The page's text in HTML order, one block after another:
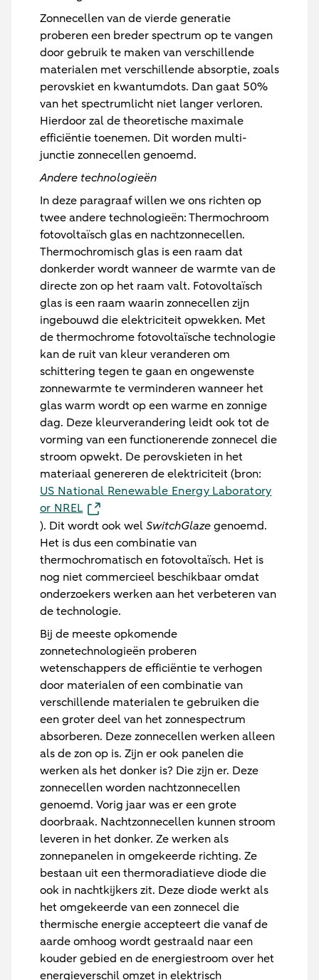
Zonnecellen van de vierde generatie
proberen een breder spectrum op te vangen
door gebruik te maken van verschillende
materialen met verschillende absorptie, zoals
perovskiet en kwantumdots. Dan gaat 50%
van het spectrumlicht niet langer verloren.
Hierdoor zal de theoretische maximale
efficiëntie toenemen. Dit worden multi-
junctie zonnecellen genoemd.
Andere technologieën
In deze paragraaf willen we ons richten op
twee andere technologieën: Thermochroom
fotovoltaïsch glas en nachtzonnecellen.
Thermochromisch glas is een raam dat
donkerder wordt wanneer de warmte van de
directe zon op het raam valt. Fotovoltaïsch
glas is een raam waarin zonnecellen zijn
ingebouwd die elektriciteit opwekken. Met
de thermochrome fotovoltaïsche technologie
kan de ruit van kleur veranderen om
schittering tegen te gaan en ongewenste
zonnewarmte te verminderen wanneer het
glas warm wordt op een warme en zonnige
dag. Deze kleurverandering leidt ook tot de
vorming van een functionerende zonnecel die
stroom opwekt. De perovskieten in het
materiaal genereren de elektriciteit (bron:
US National Renewable Energy Laboratory
or NREL
). Dit wordt ook welSwitchGlazegenoemd.
Het is dus een combinatie van
thermochromatisch en fotovoltaïsch. Het is
nog niet commercieel beschikbaar omdat
onderzoekers werken aan het verbeteren van
de technologie.
Bij de meeste opkomende
zonnetechnologieën proberen
wetenschappers de efficiëntie te verhogen
door materialen of een combinatie van
verschillende materialen te gebruiken die
een groter deel van het zonnespectrum
absorberen. Deze zonnecellen werken alleen
als de zon op is. Zijn er ook panelen die
werken als het donker is? Die zijn er. Deze
zonnecellen worden nachtzonnecellen
genoemd. Vorig jaar was er een grote
doorbraak. Nachtzonnecellen kunnen stroom
leveren in het donker. Ze werken als
zonnepanelen in omgekeerde richting. Ze
bestaan uit een thermoradiatieve diode die
ook in nachtkijkers zit. Deze diode werkt als
het omgekeerde van een zonnecel die
thermische energie accepteert die vanaf de
aarde omhoog wordt gestraald naar een
kouder gebied en de energiestroom over het
energieverschil omzet in elektrisch